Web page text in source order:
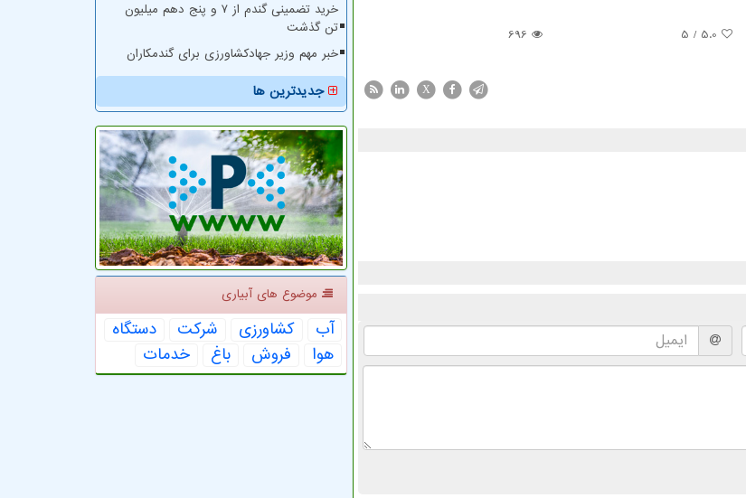
5.0
/ 5
696
X
خرید تضمینی گندم از ۷ و پنج دهم میلیون
تن گذشت
خبر مهم وزیر جهادکشاورزی برای گندمکاران
جدیدترین ها
موضوع های آبیاری
آب كشاورزی شركت
دستگاه
هوا
فروش باغ خدمات